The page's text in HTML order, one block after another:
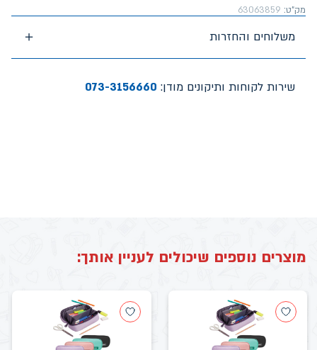
מק"ט: 63063859
משלוחים והחזרות
שירות לקוחות ותיקונים מודן: 073-3156660
מוצרים נוספים שיכולים לעניין אותך: